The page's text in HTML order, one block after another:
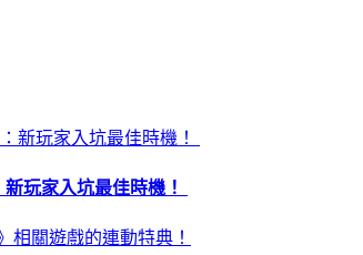
玩家入坑最佳時機！